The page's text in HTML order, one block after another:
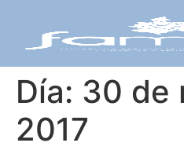
Día: 30 de
2017